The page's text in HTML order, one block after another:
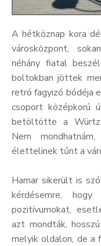
A hétköznap kora
városközpont,
néhány fiatal
boltokban jöttek
retró fagyizó bódéja
csoport középkorú
betöltötte a Würtz
Nem
élettelinek tűnt a
Hamar sikerült is
kérdésemre,
pozitívumokat,
azt mondták,
melyik oldalon, de a